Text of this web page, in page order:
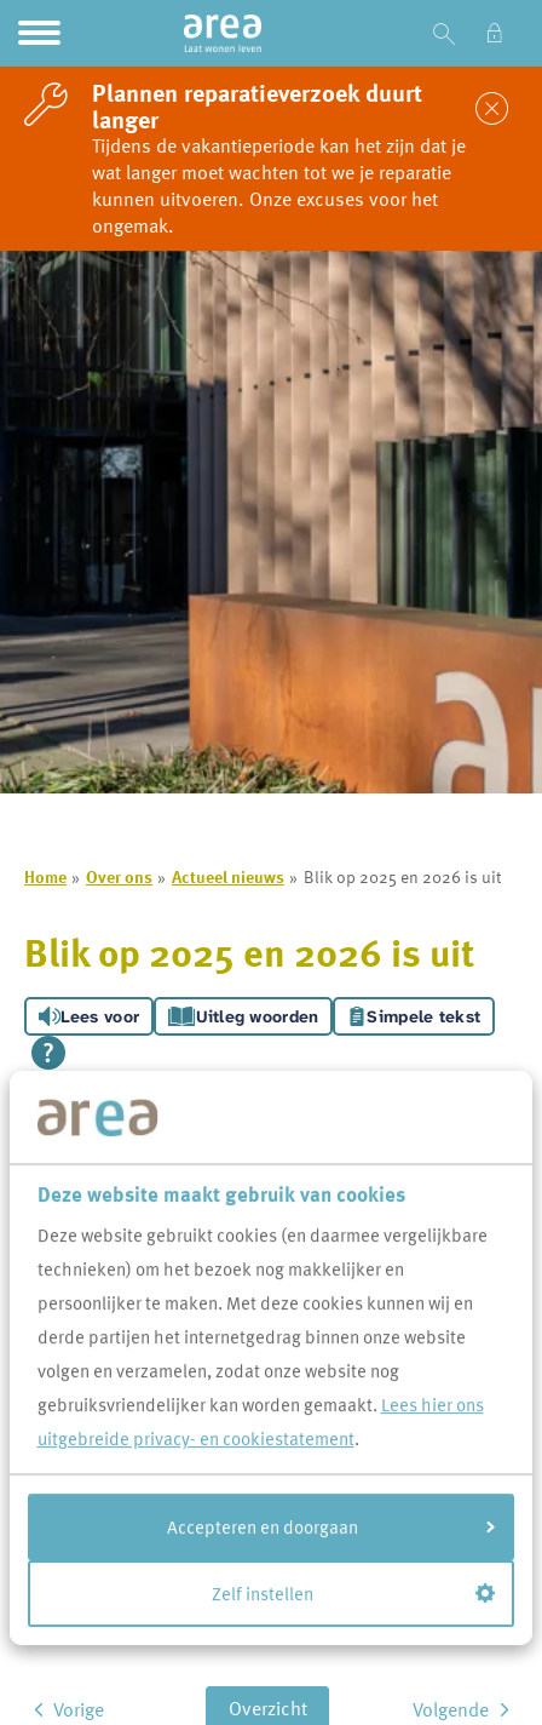
Deze website maakt gebruik van cookies
Deze website gebruikt cookies (en daarmee vergelijkbare
technieken) om het bezoek nog makkelijker en
persoonlijker te maken. Met deze cookies kunnen wij en
derde partijen het internetgedrag binnen onze website
volgen en verzamelen, zodat onze website nog
gebruiksvriendelijker kan worden gemaakt. Lees hier ons
uitgebreide privacy- en cookiestatement.
Accepteren en doorgaan
Zelf instellen
Naar hoofdinhoud
Naar hoofdnavigatiemenu
Naar de homepage
Ga naar Hoofd
Plannen reparatieverzoek duurt
langer
Tijdens de vakantieperiode kan het zijn dat je
wat langer moet wachten tot we je reparatie
kunnen uitvoeren. Onze excuses voor het
ongemak.
Home Over ons Actueel nieuws Blik op 2025 en 2026 is uit
Blik op 2025 en 2026 is uit
Lees voor Uitleg woorden Simpele tekst
In dit visuele jaarverslag kijken we terug op onze hoogtepunten van
2025. Ook geven we alvast een korte blik op onze plannen voor
2026. Benieuwd wat we hebben gedaan en wat we dit jaar gaan
doen?
Volgende
Overzicht
Vorige